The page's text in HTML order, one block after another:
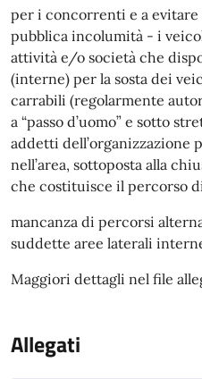
per i concorrenti e a
pubblica incolumità - i
attività e/o società che
(interne) per la sosta dei
carrabili (regolarmente
a “passo d’uomo” e sotto
addetti dell’organizzazione
nell’area, sottoposta alla
che costituisce il percorso
mancanza di percorsi
suddette aree laterali
Maggiori dettagli nel file
Allegati